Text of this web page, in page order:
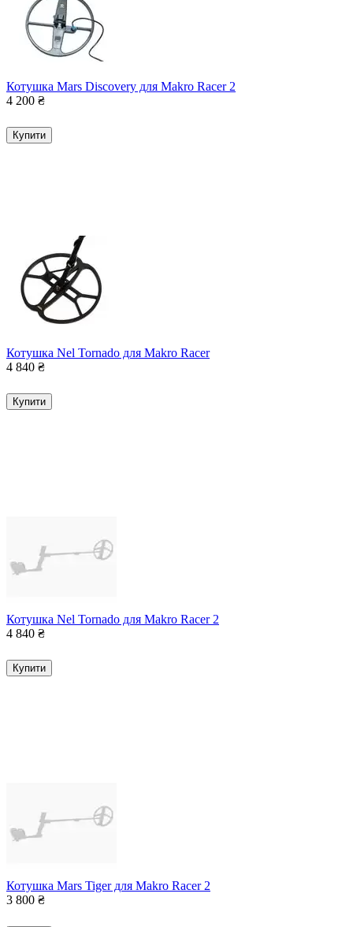
Котушка Mars Discovery для Makro Racer 2
4 200 ₴
Купити
Котушка Nel Tornado для Makro Racer
4 840 ₴
Купити
Котушка Nel Tornado для Makro Racer 2
4 840 ₴
Купити
Котушка Mars Tiger для Makro Racer 2
3 800 ₴